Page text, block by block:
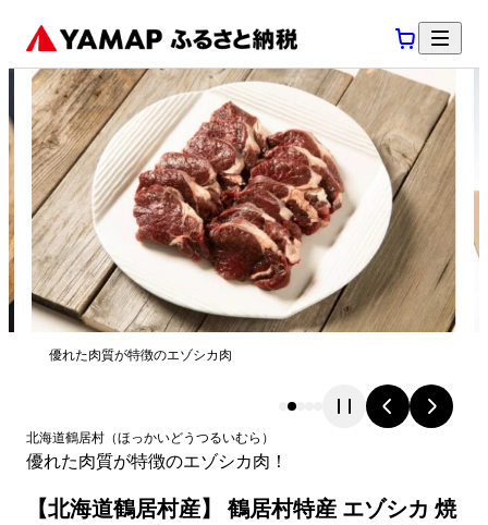
優れた肉質が特徴のエゾシカ肉
北海道鶴居村 （ほっかいどう つるいむら ）
優れた肉質が特徴のエゾシカ肉！
【北海道鶴居村産】 鶴居村特産 エゾシカ 焼